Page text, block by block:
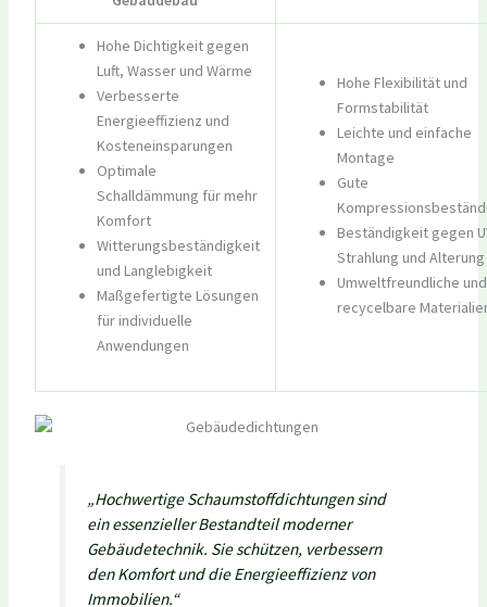
Hohe Dichtigkeit gegen
Luft, Wasser und Wärme
Verbesserte
Energieeffizienz und
Kosteneinsparungen
Optimale
Schalldämmung für mehr
Komfort
Witterungsbeständigkeit
und Langlebigkeit
Maßgefertigte Lösungen
für individuelle
Anwendungen
Hohe Flexibilität und
Formstabilität
Leichte und einfache
Montage
Gute
Beständigkeit gegen
Strahlung und Alterung
Umweltfreundliche und
recycelbare
„Hochwertige Schaumstoffdichtungen sind
ein essenzieller Bestandteil moderner
Gebäudetechnik. Sie schützen, verbessern
den Komfort und die Energieeffizienz von
Immobilien.“